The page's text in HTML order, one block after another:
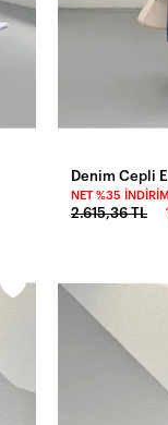
Denim Cepli
NET %35 İNDIRIM
2.615,36 TL